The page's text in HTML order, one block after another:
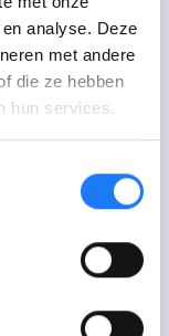
analyse. Deze
met andere
die ze hebben
hun services.
23
Voor